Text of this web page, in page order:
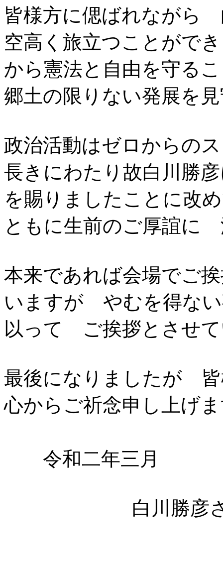
皆様方に偲ばれながら
空高く旅立つことが
から憲法と自由を守る
郷土の限りない発展を
政治活動はゼロからの
長きにわたり故白川勝
を賜りましたことに改
ともに生前のご厚誼に
本来であれば会場でご
いますが やむを得な
以って ご挨拶とさせ
最後になりましたが 皆
心からご祈念申し上げ
令和二年三月
白川勝彦